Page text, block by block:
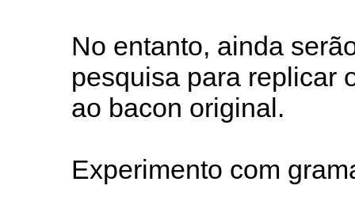
No entanto, ainda
pesquisa para replicar
ao bacon original.
Experimento com